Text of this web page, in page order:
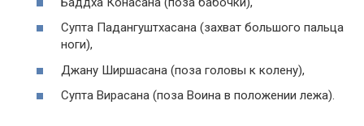
Супта Падангуштхасана (захват большого пальца
ноги),
Джану Ширшасана (поза головы к колену),
Супта Вирасана (поза Воина в положении лежа).